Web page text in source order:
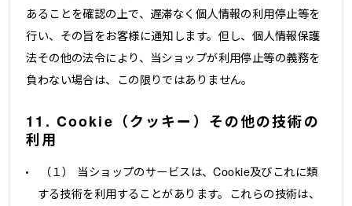
あることを確認の上で、遅滞なく個人情報の利用停止等を
行い、その旨をお客様に通知します。但し、個人情報保護
法その他の法令により、当ショップが利用停止等の義務を
負わない場合は、この限りではありません。
11. Cookie（クッキー）その他の技術の
利用
（１） 当ショップのサービスは、Cookie及びこれに類
する技術を利用することがあります。これらの技術は、